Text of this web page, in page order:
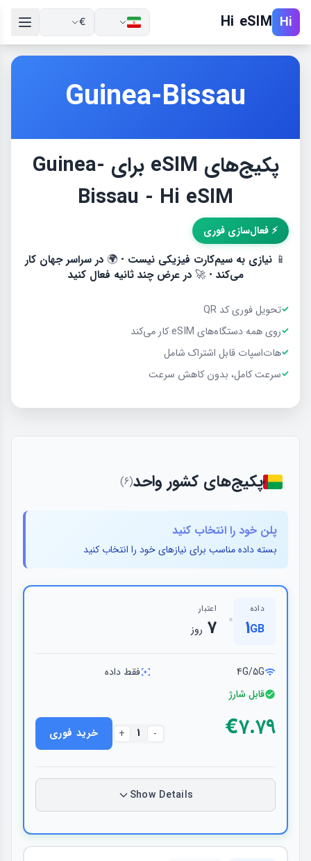
Hi
Hi eSIM
€
Guinea-Bissau
پكيج‌های eSIM برای Guinea-
Bissau - Hi eSIM
⚡ فعال‌سازی فوری
📱 نیازی به سیم‌کارت فیزیکی نیست • 🌍 در سراسر جهان کار
می‌کند • 🚀در عرض چند ثانیه فعال کنید
تحویل فوری کد QR
روی همه دستگاه‌های eSIM کار می‌کند
هات‌اسپات قابل اشتراک شامل
سرعت کامل، بدون کاهش سرعت
پكيج‌های کشور واحد(6)
پلن خود را انتخاب کنید
بسته داده مناسب برای نیازهای خود را انتخاب کنید
داده
1GB
• اعتبار
7 روز
4G/5G
فقط داده
قابل شارژ
€۷.۷۹ -
1
+ خرید فوری
Show Details